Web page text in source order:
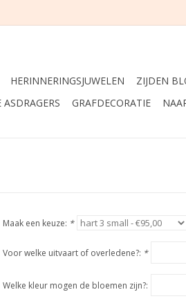
HERINNERINGSJUWELEN ZIJDEN
ASDRAGERS GRAFDECORATIE
Maak een keuze: *
Voor welke uitvaart of overledene?: *
Welke kleur mogen de bloemen zijn?: